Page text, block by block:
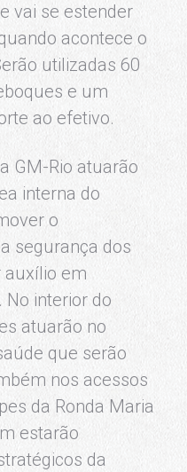
vai se estender
acontece o
utilizadas 60
e um
ao efetivo.
GM-Rio atuarão
interna do
o
segurança dos
auxílio em
interior do
atuarão no
que serão
nos acessos
da Ronda Maria
estarão
da